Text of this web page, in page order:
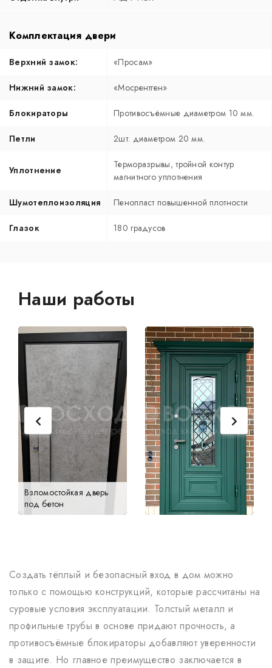
Комплектация двери
Верхний замок: «Просам»
Нижний замок: «Мосрентген»
Блокираторы Противосъёмные диаметром 10 мм.
Петли 2шт. диаметром 20 мм.
Уплотнение
Терморазрывы, тройной контур
магнитного уплотнения
Шумотеплоизоляция Пенопласт повышенной плотности
Глазок 180 градусов
Наши работы
Взломостойкая дверь
под бетон
Создать тёплый и безопасный вход в дом можно
только с помощью конструкций, которые рассчитаны на
суровые условия эксплуатации. Толстый металл и
профильные трубы в основе придают прочность, а
противосъёмные блокираторы добавляют уверенности
в защите. Но главное преимущество заключается в